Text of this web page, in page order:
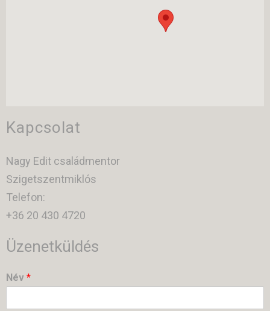
Kapcsolat
Nagy Edit családmentor
Szigetszentmiklós
Telefon:
+36 20 430 4720
Üzenetküldés
Név *